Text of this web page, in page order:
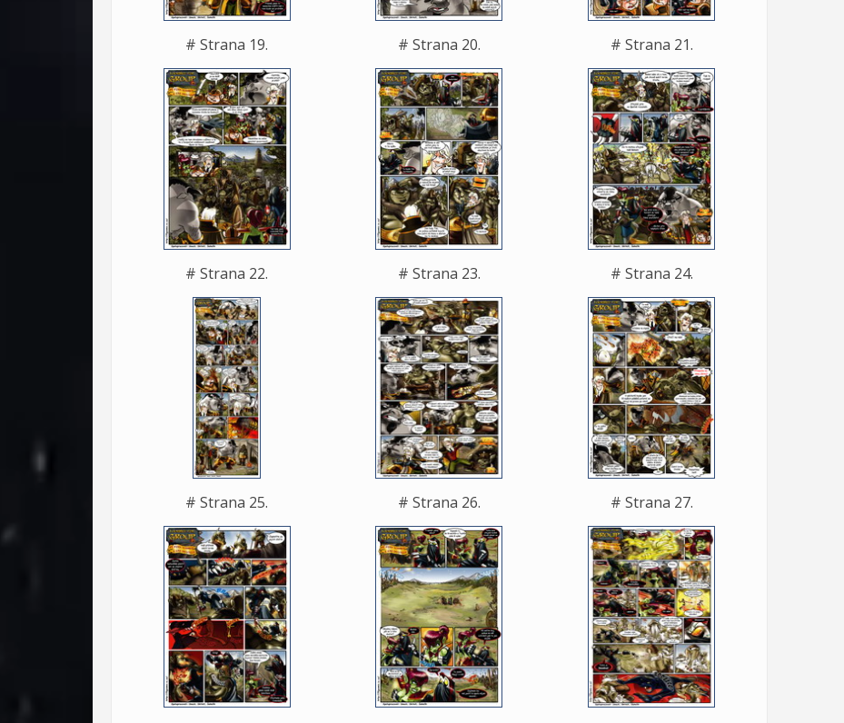
# Strana 19. # Strana 20. # Strana 21.
# Strana 22. # Strana 23. # Strana 24.
# Strana 25. # Strana 26. # Strana 27.